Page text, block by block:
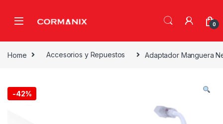
0
Home Accesorios y Repuestos Adaptador Manguera
-42%